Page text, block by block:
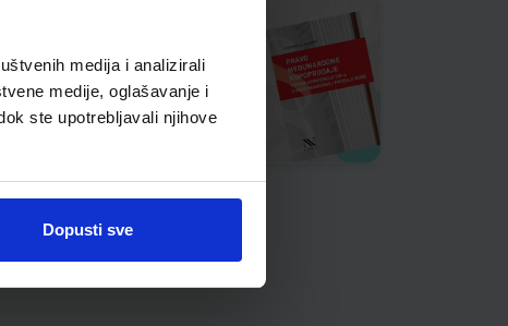
medija i analizirali
medije, oglašavanje i
ste upotrebljavali njihove
Dopusti sve